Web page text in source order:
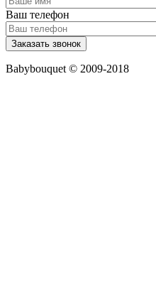
Ваш телефон
Babybouquet © 2009-2018